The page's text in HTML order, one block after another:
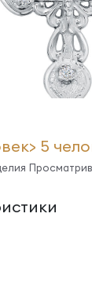
> 5